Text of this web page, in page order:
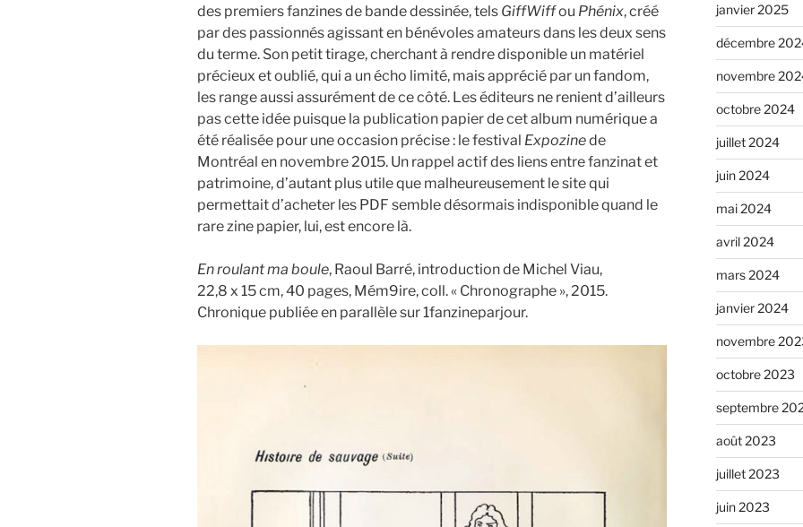
des premiers fanzines de bande dessinée, tels GiffWiffou Phénix, créé
par des passionnés agissant en bénévoles amateurs dans les deux sens
du terme. Son petit tirage, cherchant à rendre disponible un matériel
précieux et oublié, qui a un écho limité, mais apprécié par un fandom,
les range aussi assurément de ce côté. Les éditeurs ne renient d’ailleurs
pas cette idée puisque la publication papier de cet album numérique a
été réalisée pour une occasion précise : le festival Expozinede
Montréal en novembre 2015. Un rappel actif des liens entre fanzinat et
patrimoine, d’autant plus utile que malheureusement le site qui
permettait d’acheter les PDF semble désormais indisponible quand le
rare zine papier, lui, est encore là.
En roulant ma boule, Raoul Barré, introduction de Michel Viau,
22,8 x 15 cm, 40 pages, Mém9ire, coll. « Chronographe », 2015.
Chronique publiée en parallèle sur 1fanzineparjour.
janvier 2025
décembre
novembre
octobre 2024
juillet 2024
juin 2024
mai 2024
avril 2024
mars 2024
janvier 2024
novembre
octobre 2023
septembre
août 2023
juillet 2023
juin 2023